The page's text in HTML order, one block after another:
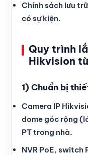
Chính sách lưu
có sự kiện.
Quy trình
Hikvision
1) Chuẩn bị
Camera IP
dome góc rộng
PT trong nhà.
NVR PoE, switch